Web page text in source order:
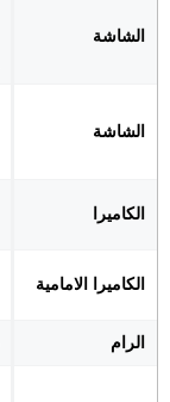
الشاشة
الشاشة
الكاميرا
الكاميرا الامامية
الرام